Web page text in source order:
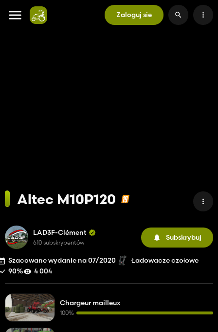
Zaloguj sie
Altec M10P120
LAD3F-Clément
610 subskrybentów
Subskrybuj
Szacowane wydanie na 07/2020
Ładowacze czołowe
90%
4 004
Chargeur mailleux
100%